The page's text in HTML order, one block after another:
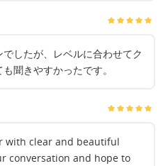
したが、レベルに合わせてク
聞きやすかったです。
with clear and beautiful
conversation and hope to